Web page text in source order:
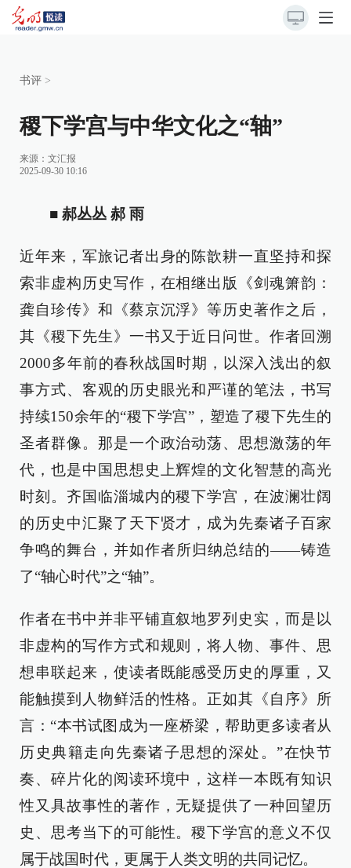
书评 >
稷下学宫与中华文化之“轴”
来源： 文汇报
2025-09-30 10:16
■ 郝丛丛 郝 雨
近年来，军旅记者出身的陈歆耕一直坚持和探
索非虚构历史写作，在相继出版《剑魂箫韵：
龚自珍传》和《蔡京沉浮》等历史著作之后，
其《稷下先生》一书又于近日问世。作者回溯
2000多年前的春秋战国时期，以深入浅出的叙
事方式、客观的历史眼光和严谨的笔法，书写
持续150余年的“稷下学宫”，塑造了稷下先生的
圣者群像。那是一个政治动荡、思想激荡的年
代，也是中国思想史上辉煌的文化智慧的高光
时刻。齐国临淄城内的稷下学宫，在波澜壮阔
的历史中汇聚了天下贤才，成为先秦诸子百家
争鸣的舞台，并如作者所归纳总结的——铸造
了“轴心时代”之“轴”。
作者在书中并非平铺直叙地罗列史实，而是以
非虚构的写作方式和规则，将人物、事件、思
想串联起来，使读者既能感受历史的厚重，又
能触摸到人物鲜活的性格。正如其《自序》所
言：“本书试图成为一座桥梁，帮助更多读者从
历史典籍走向先秦诸子思想的深处。”在快节
奏、碎片化的阅读环境中，这样一本既有知识
性又具故事性的著作，无疑提供了一种回望历
史、思考当下的可能性。稷下学宫的意义不仅
属于战国时代，更属于人类文明的共同记忆。